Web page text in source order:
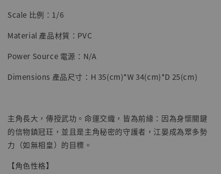
Scale 比例：1/6
Material 產品材質：PVC
Power Source 電源：N/A
Dimensions 產品尺寸：H 35(cm)*W 34(cm)*D 25(cm)
主角長大，傳授武功。命運交織，皆為前緣：因為身懷關鍵
的信物鎮冠玨，並且是主角秘密的守護者，江晏成為眾多勢
力（如無相皇）的目標。
【角色性格】